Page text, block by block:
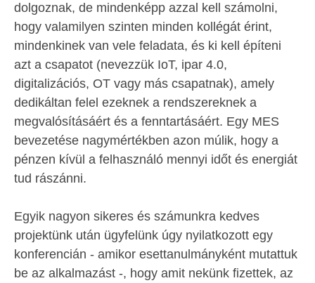
dolgoznak, de mindenképp azzal kell számolni,
hogy valamilyen szinten minden kollégát érint,
mindenkinek van vele feladata, és ki kell építeni
azt a csapatot (nevezzük IoT, ipar 4.0,
digitalizációs, OT vagy más csapatnak), amely
dedikáltan felel ezeknek a rendszereknek a
megvalósításáért és a fenntartásáért. Egy MES
bevezetése nagymértékben azon múlik, hogy a
pénzen kívül a felhasználó mennyi időt és energiát
tud rászánni.
Egyik nagyon sikeres és számunkra kedves
projektünk után ügyfelünk úgy nyilatkozott egy
konferencián - amikor esettanulmányként mutattuk
be az alkalmazást -, hogy amit nekünk fizettek, az